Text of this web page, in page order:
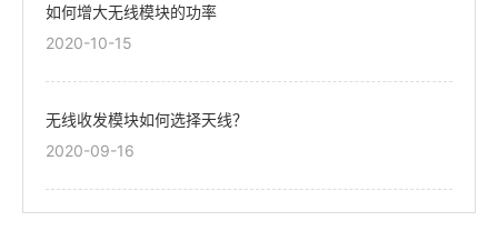
如何增大无线模块的功率
2020-10-15
无线收发模块如何选择天线？
2020-09-16